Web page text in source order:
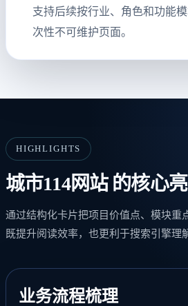
支持后续按行业、角色和功能
次性不可维护页面。
HIGHLIGHTS
城市114网站 的核心
通过结构化卡片把项目价值点、模块重
既提升阅读效率，也更利于搜索引擎理
业务流程梳理